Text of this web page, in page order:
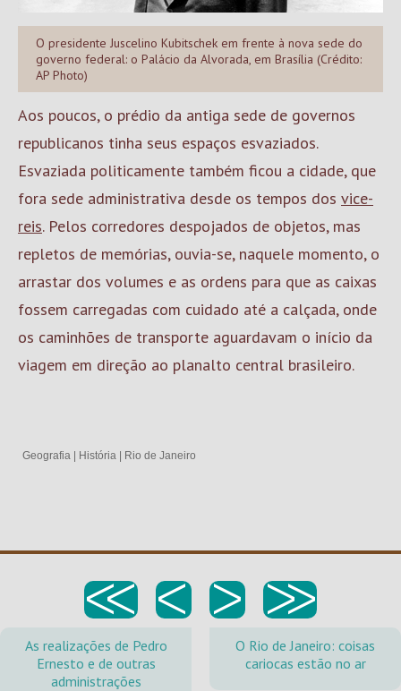
O presidente Juscelino Kubitschek em frente à nova sede do
governo federal: o Palácio da Alvorada, em Brasília (Crédito:
AP Photo)
Aos poucos, o prédio da antiga sede de governos
republicanos tinha seus espaços esvaziados.
Esvaziada politicamente também ficou a cidade, que
fora sede administrativa desde os tempos dos vice-
reis. Pelos corredores despojados de objetos, mas
repletos de memórias, ouvia-se, naquele momento, o
arrastar dos volumes e as ordens para que as caixas
fossem carregadas com cuidado até a calçada, onde
os caminhões de transporte aguardavam o início da
viagem em direção ao planalto central brasileiro.
Geografia História Rio de Janeiro
<< < > >>
As realizações de Pedro
Ernesto e de outras
administrações
O Rio de Janeiro: coisas
cariocas estão no ar